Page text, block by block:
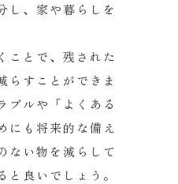
、 家や暮らしを
とで、 残された
らすことができま
ブルや「よくある
にも将来的な備え
ない物を減 らして
と良いでしょう。